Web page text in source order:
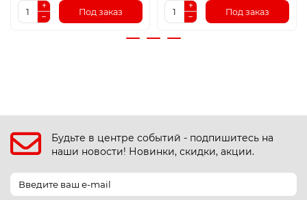
Под заказ Под заказ
Будьте в центре событий - подпишитесь на
наши новости! Новинки, скидки, акции.